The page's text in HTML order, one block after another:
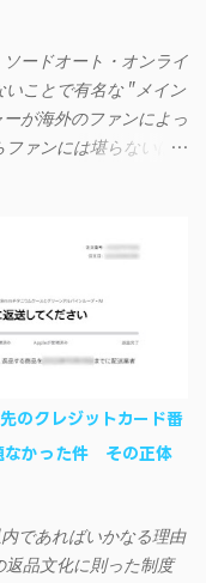
パスワードを入力す
定は日本語に戻して
えるようになる。USB
な不具合が発生して
。 今回の不具合につ
でもレート機能や再生
だ。
ードオート・オンライ
いことで有名な "メイン
が海外のファンによっ
ァンには堪らないほ
語） gpbeta.com - The
ストール（導入）手順
OSにあったファイル
XP, Vista, Win7,
32 ビット版か 64 ビッ
ァイルを解凍後、
ました）フォルダの
ートがある場合は起動
ードしましょう。 ダ
Utilsフォルダ へ貼り付
できます。 起動方法
のクレジットカード番
なかった件 その正体
であればいかなる理由
品文化に則った制度